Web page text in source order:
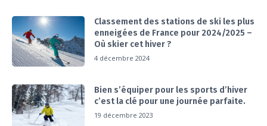
Classement des stations de ski les plus
enneigées de France pour 2024/2025 –
Où skier cet hiver ?
4 décembre 2024
Bien s’équiper pour les sports d’hiver
c’est la clé pour une journée parfaite.
19 décembre 2023